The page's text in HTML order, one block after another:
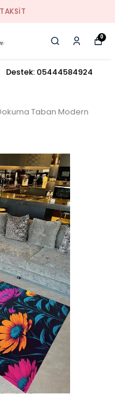
0
Destek: 05444584924
Taban Modern